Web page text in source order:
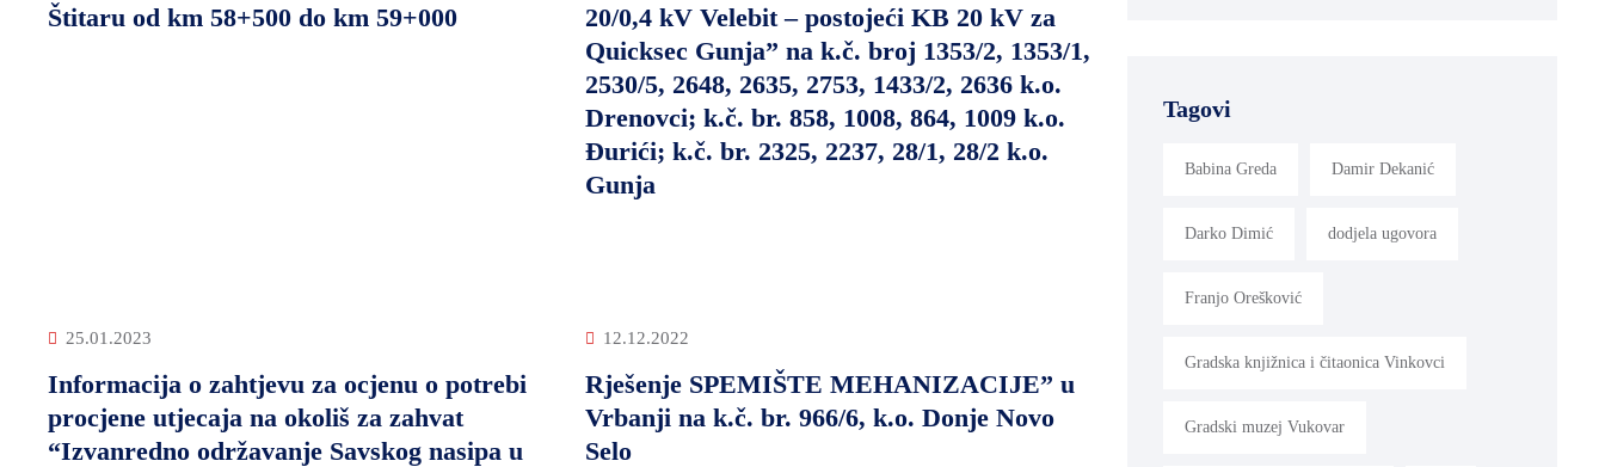
Štitaru od km 58+500 do km 59+000
20/0,4 kV Velebit – postojeći KB 20 kV za
Quicksec Gunja” na k.č. broj 1353/2, 1353/1,
2530/5, 2648, 2635, 2753, 1433/2, 2636 k.o.
Drenovci; k.č. br. 858, 1008, 864, 1009 k.o.
Đurići; k.č. br. 2325, 2237, 28/1, 28/2 k.o.
Gunja
25.01.2023
Informacija o zahtjevu za ocjenu o potrebi
procjene utjecaja na okoliš za zahvat
“Izvanredno održavanje Savskog nasipa u
12.12.2022
Rješenje SPEMIŠTE MEHANIZACIJE” u
Vrbanji na k.č. br. 966/6, k.o. Donje Novo
Selo
Tagovi
Babina Greda Damir Dekanić
Darko Dimić dodjela ugovora
Franjo Orešković
Gradska knjižnica i čitaonica Vinkovci
Gradski muzej Vukovar